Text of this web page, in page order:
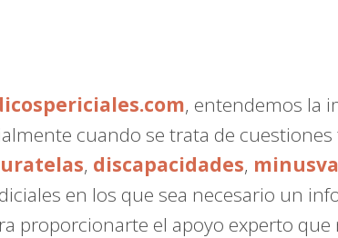
, entendemos la
cuando se trata de
, discapacidades,
en los que sea necesario un
proporcionarte el apoyo experto